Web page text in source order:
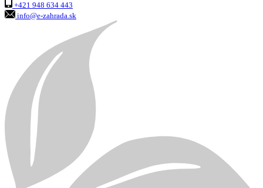
+421 948 634 443
info@e-zahrada.sk